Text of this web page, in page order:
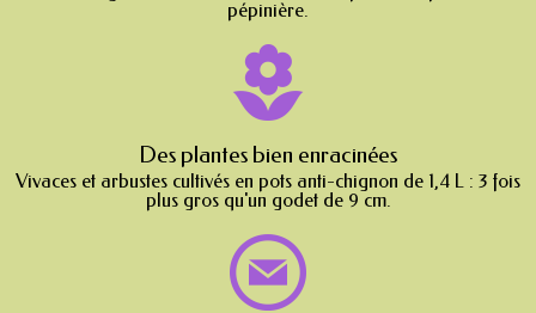
pépinière.
Des plantes bien enracinées
Vivaces et arbustes cultivés en pots anti-chignon de 1,4 L : 3 fois
plus gros qu'un godet de 9 cm.